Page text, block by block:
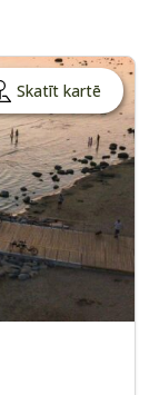
Skatīt kartē